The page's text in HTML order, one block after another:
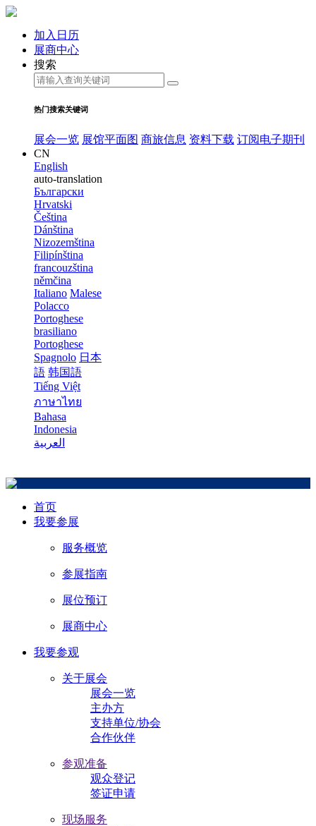
加入日历
展商中心
搜索
热门搜索关键词
展会一览 展馆平面图 商旅信息 资料下载 订阅电子期刊
CN
English
auto-translation
Български
Hrvatski
Čeština
Dánština
Nizozemština
Filipínština
francouzština
němčina
Italiano Malese
Polacco
Portoghese
brasiliano
Portoghese
Spagnolo 日本
語 韩国語
Tiếng Việt
ภาษาไทย
Bahasa
Indonesia
العربية
首页
我要参展
服务概览
参展指南
展位预订
展商中心
我要参观
关于展会
展会一览
主办方
支持单位/协会
合作伙伴
参观准备
观众登记
签证申请
现场服务